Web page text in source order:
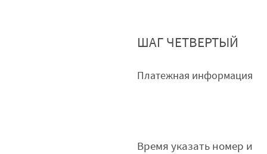
ШАГ ЧЕТВЕРТЫЙ
Платежная информация
Время указать номер и